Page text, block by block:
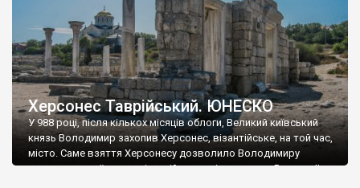
Херсонес Таврійський. ЮНЕСКО
У 988 році, після кількох місяців облоги, Великий київський
князь Володимир захопив Херсонес, візантійське, на той час,
місто. Саме взяття Херсонесу дозволило Володимиру
диктувати свої умови візантійському імператору Василю ІІ, та